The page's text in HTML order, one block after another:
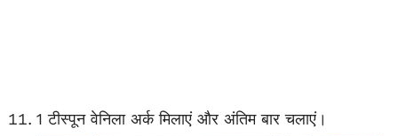
1 टीस्पून वेनिला अर्क मिलाएं और अंतिम बार चलाएं।